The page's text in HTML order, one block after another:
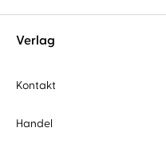
Verlag
Kontakt
Handel